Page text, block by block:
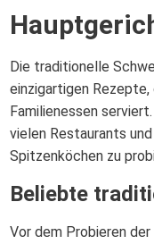
Die traditionelle
einzigartigen
Familienessen
vielen Restaurants
Spitzenköchen zu
Beliebte
Vor dem Probieren